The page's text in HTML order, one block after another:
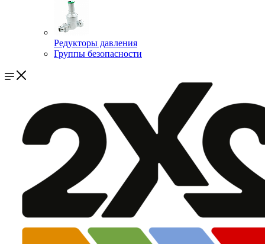
Редукторы давления
Группы безопасности